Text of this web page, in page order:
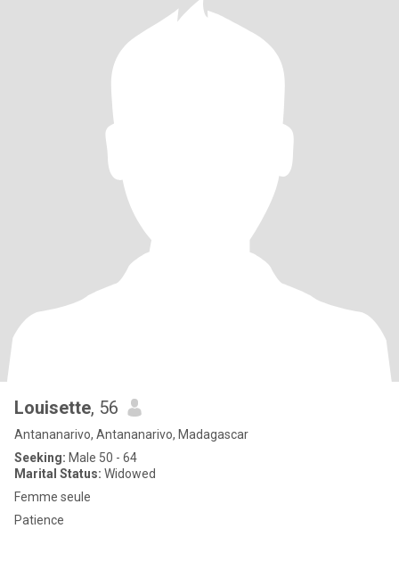
Louisette, 56
Antananarivo, Antananarivo, Madagascar
Seeking: Male 50 - 64
Marital Status: Widowed
Femme seule
Patience